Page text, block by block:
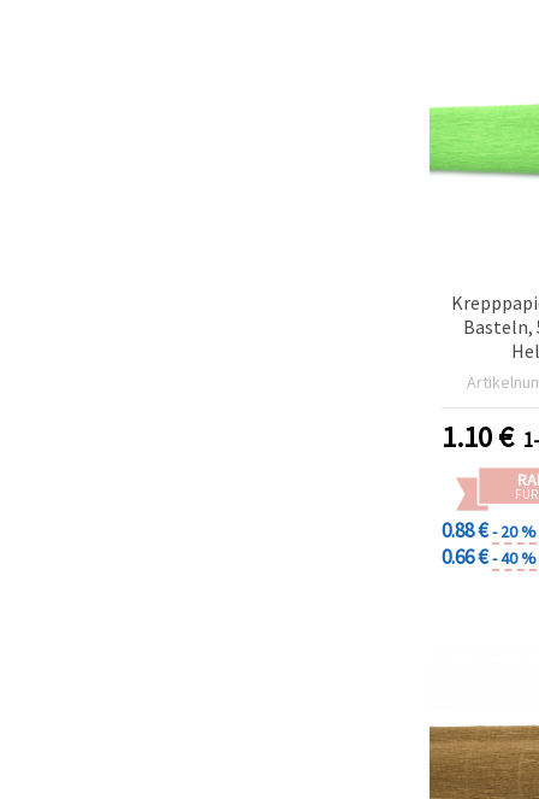
Basteln,
1.10€
0.88 €- 20 %
0.66 €- 40 %